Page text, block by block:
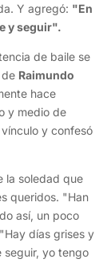
Y agregó: "En
y seguir".
de baile se
Raimundo
hace
y medio de
y confesó
la soledad que
queridos. "Han
así, un poco
días grises y
seguir, yo tengo